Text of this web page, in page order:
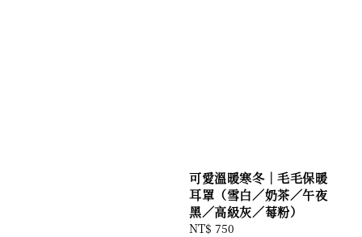
可愛溫暖寒冬｜毛毛保暖
耳罩（雪白／奶茶／午夜
黑／高級灰／莓粉）
Regular
NT$ 750